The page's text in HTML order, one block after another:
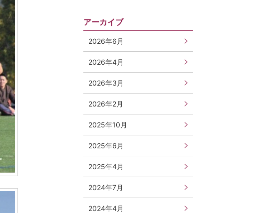
アーカイブ
2026年6月
2026年4月
2026年3月
2026年2月
2025年10月
2025年6月
2025年4月
2024年7月
2024年4月